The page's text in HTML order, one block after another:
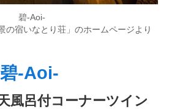
碧-Aoi-
の宿いなとり荘」のホームページより
碧-Aoi-
風呂付コーナーツイン